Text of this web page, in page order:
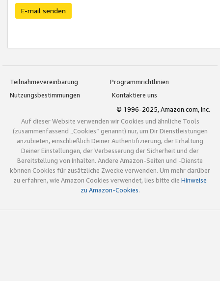
E-mail senden
Teilnahmevereinbarung
Programmrichtlinien
Nutzungsbestimmungen
Kontaktiere uns
© 1996-2025, Amazon.com, Inc.
Auf dieser Website verwenden wir Cookies und ähnliche Tools
(zusammenfassend „Cookies“ genannt) nur, um Dir Dienstleistungen
anzubieten, einschließlich Deiner Authentifizierung, der Erhaltung
Deiner Einstellungen, der Verbesserung der Sicherheit und der
Bereitstellung von Inhalten. Andere Amazon-Seiten und -Dienste
können Cookies für zusätzliche Zwecke verwenden. Um mehr darüber
zu erfahren, wie Amazon Cookies verwendet, lies bitte die Hinweise
zu Amazon-Cookies.